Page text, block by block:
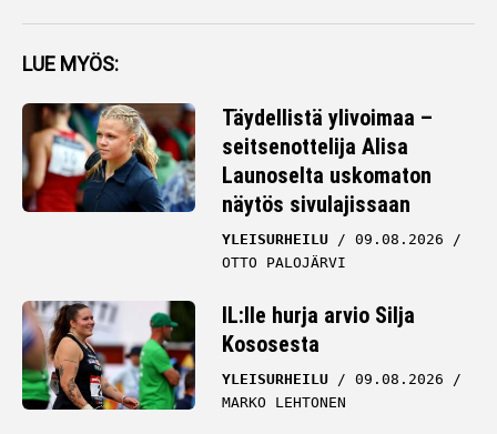
LUE MYÖS:
Täydellistä ylivoimaa –
seitsenottelija Alisa
Launoselta uskomaton
näytös sivulajissaan
YLEISURHEILU
09.08.2026
OTTO PALOJÄRVI
IL:lle hurja arvio Silja
Kososesta
YLEISURHEILU
09.08.2026
MARKO LEHTONEN